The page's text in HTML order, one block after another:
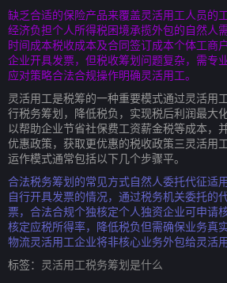
缺乏合适的保险产品来覆盖灵活用工人员的
经济负担个人所得税困境承揽外包的自然人
时间成本税收成本及合同签订成本个体工商
企业开具发票，但税收筹划问题复杂，需专
应对策略合法合规操作明确灵活用工。
灵活用工是税筹的一种重要模式通过灵活用
行税务筹划，降低税负，实现税后利润最大
以帮助企业节省社保费工资薪金税等成本，
优惠政策，获取更优惠的税收政策三灵活用
运作模式通常包括以下几个步骤平。
合法税务筹划的常见方式自然人委托代征适
自行开具发票的情况，通过税务机关委托的
票，合法合规个独核定个人独资企业可申请
核定应税所得率，降低税负但需确保业务真
物流灵活用工企业将非核心业务外包给灵活用
标签： 灵活用工税务筹划是什么